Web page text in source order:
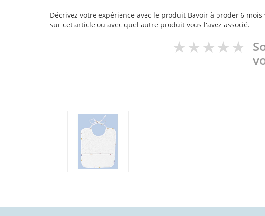
Décrivez votre expérience avec le produit Bavoir à broder 6
sur cet article ou avec quel autre produit vous l'avez associé.